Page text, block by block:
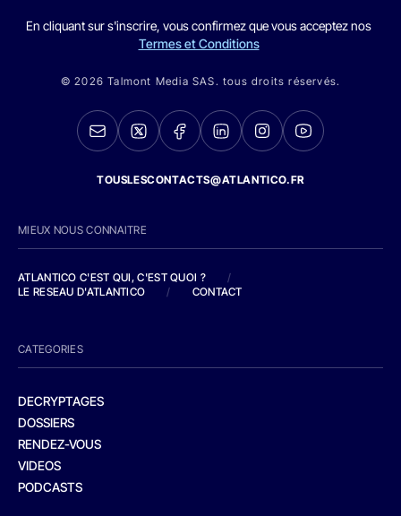
En cliquant sur s'inscrire, vous confirmez que vous acceptez nos
Termes et Conditions
© 2026 Talmont Media SAS. tous droits réservés.
TOUSLESCONTACTS@ATLANTICO.FR
MIEUX NOUS CONNAITRE
ATLANTICO C'EST QUI, C'EST QUOI ?
/
LE RESEAU D'ATLANTICO
/ CONTACT
CATEGORIES
DECRYPTAGES
DOSSIERS
RENDEZ-VOUS
VIDEOS
PODCASTS